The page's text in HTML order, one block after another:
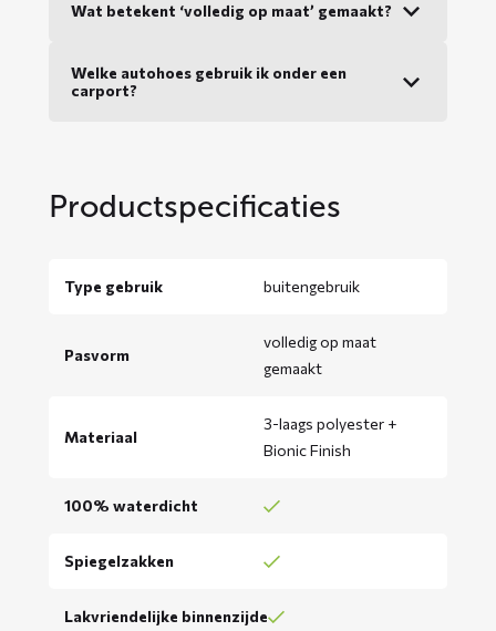
Wat betekent ‘volledig op maat’ gemaakt?
Welke autohoes gebruik ik onder een
carport?
Productspecificaties
Type gebruik buitengebruik
Pasvorm
volledig op maat
gemaakt
Materiaal
3-laags polyester +
Bionic Finish
100% waterdicht
Spiegelzakken
Lakvriendelijke binnenzijde